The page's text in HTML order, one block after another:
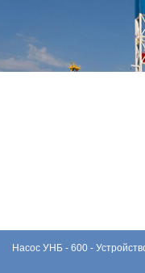
Насос УНБ - 600 -